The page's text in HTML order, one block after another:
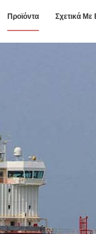
Προϊόντα Σχετικά Με